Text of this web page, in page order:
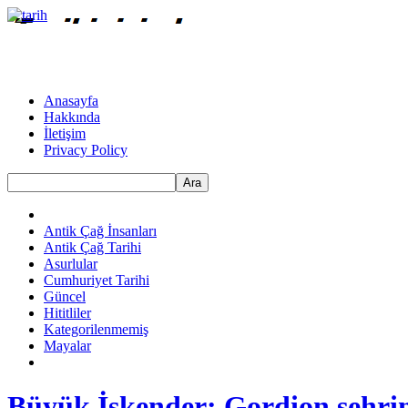
Anasayfa
Hakkında
İletişim
Privacy Policy
Ara
Antik Çağ İnsanları
Antik Çağ Tarihi
Asurlular
Cumhuriyet Tarihi
Güncel
Hititliler
Kategorilenmemiş
Mayalar